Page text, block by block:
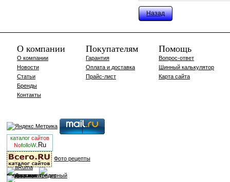
Назад
О компании
О компании
Новости
Статьи
Бренды
Контакты
Покупателям
Гарантия
Оплата и доставка
Прайс-лист
Помощь
Вопрос-ответ
Шинный калькулятор
Карта сайта
каталог сайтов
NofolloW.Ru
Фото рецепты